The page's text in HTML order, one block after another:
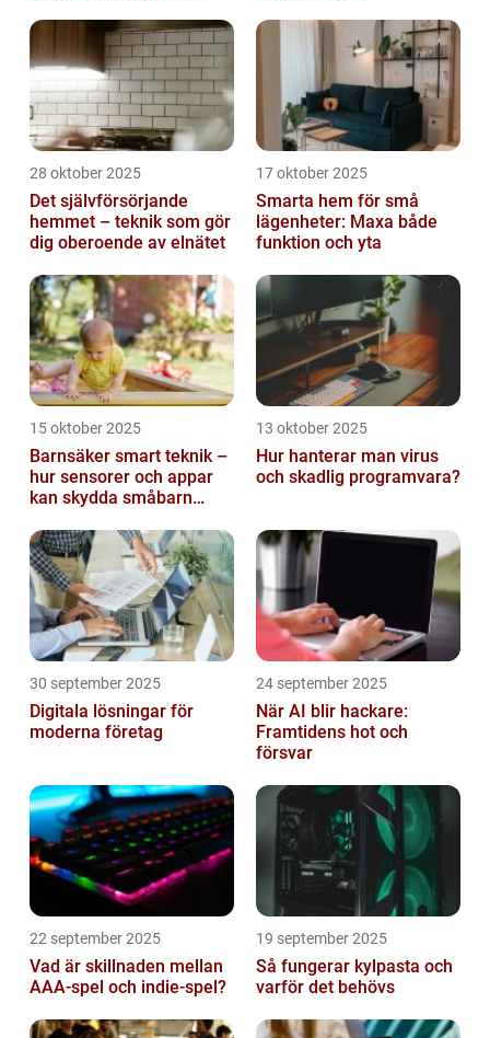
28 oktober 2025
Det självförsörjande
hemmet – teknik som gör
dig oberoende av elnätet
17 oktober 2025
Smarta hem för små
lägenheter: Maxa både
funktion och yta
15 oktober 2025
Barnsäker smart teknik –
hur sensorer och appar
kan skydda småbarn
13 oktober 2025
Hur hanterar man virus
och skadlig programvara?
30 september 2025
Digitala lösningar för
moderna företag
24 september 2025
När AI blir hackare:
Framtidens hot och
försvar
22 september 2025
Vad är skillnaden mellan
AAA-spel och indie-spel?
19 september 2025
Så fungerar kylpasta och
varför det behövs